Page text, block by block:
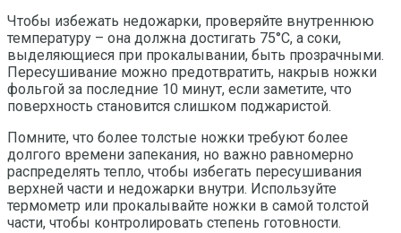
Чтобы избежать недожарки, проверяйте внутреннюю
температуру – она должна достигать 75°C, а соки,
выделяющиеся при прокалывании, быть прозрачными.
Пересушивание можно предотвратить, накрыв ножки
фольгой за последние 10 минут, если заметите, что
поверхность становится слишком поджаристой.
Помните, что более толстые ножки требуют более
долгого времени запекания, но важно равномерно
распределять тепло, чтобы избегать пересушивания
верхней части и недожарки внутри. Используйте
термометр или прокалывайте ножки в самой толстой
части, чтобы контролировать степень готовности.